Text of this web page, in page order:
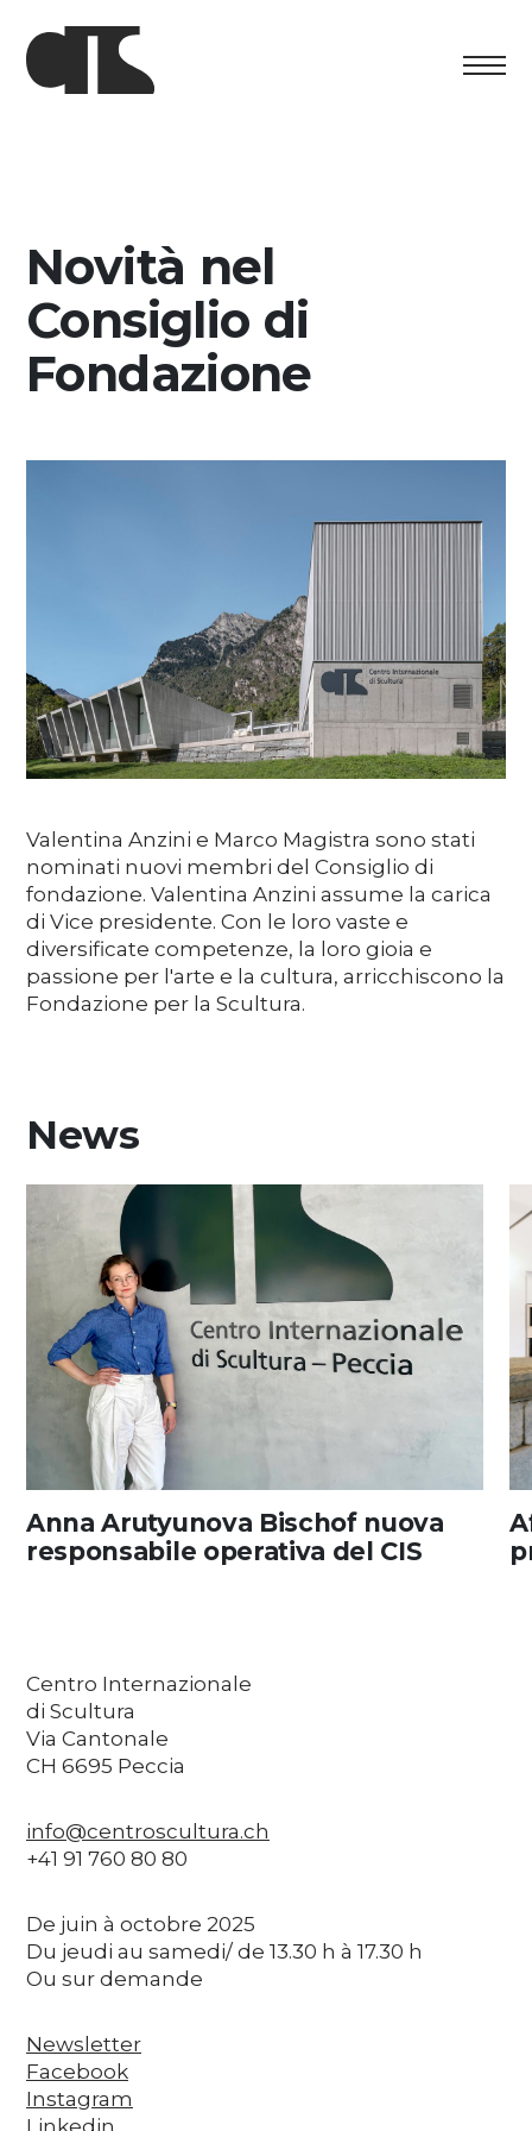
Programme culturel
Artists in Residence
Soutenez
DE EN FR IT
Novità nel
Consiglio di
Fondazione
Valentina Anzini e Marco Magistra sono stati
nominati nuovi membri del Consiglio di
fondazione. Valentina Anzini assume la carica
di Vice presidente. Con le loro vaste e
diversificate competenze, la loro gioia e
passione per l'arte e la cultura, arricchiscono la
Fondazione per la Scultura.
News
Anna Arutyunova Bischof nuova
responsabile operativa del CIS
Centro Internazionale
di Scultura
Via Cantonale
CH 6695 Peccia
info@centroscultura.ch
+41 91 760 80 80
De juin à octobre 2025
Du jeudi au samedi/ de 13.30 h à 17.30 h
Ou sur demande
Newsletter
Facebook
Instagram
Linkedin